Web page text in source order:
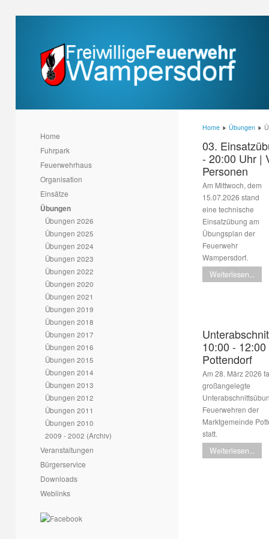
Home
Fuhrpark
Feuerwehrhaus
Organisation
Einsätze
Übungen
Übungen 2026
Übungen 2025
Übungen 2024
Übungen 2023
Übungen 2022
Übungen 2020
Übungen 2021
Übungen 2019
Übungen 2018
Übungen 2017
Übungen 2016
Übungen 2015
Übungen 2014
Übungen 2013
Übungen 2012
Übungen 2011
Übungen 2010
2009 - 2002 (Archiv)
Veranstaltungen
Bürgerservice
Downloads
Weblinks
Home Übungen
03.
- 20:00 Uhr |
Personen
Am Mittwoch, dem
15.07.2026 stand
eine technische
Einsatzübung am
Übungsplan der
Feuerwehr
Wampersdorf.
Weiterlesen...
10:00 -
Pottendorf
Am 28. März 2026
großangelegte
Feuerwehren der
Marktgemeinde
statt.
Weiterlesen...